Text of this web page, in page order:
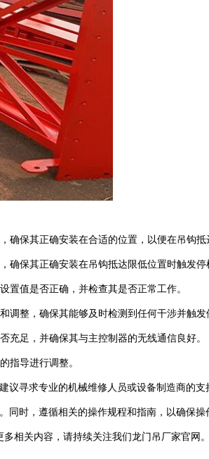
保其正确安装在合适的位置，以便在吊钩抵
保其正确安装在吊钩抵达限低位置时触发停
置值是否正确，并检查其是否正常工作。
整，确保其能够及时检测到任何干涉并触发
足，并确保其与主控制器的无线通信良好。
指导进行调整。
寻求专业的机械维修人员或设备制造商的支
时，遵循相关的操作规程和指南，以确保操
相关内容，请持续关注我们龙门吊厂家官网。